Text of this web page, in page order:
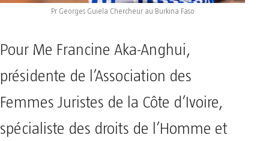
Pr Georges Guiela Chercheur au Burkina Faso
Pour Me Francine Aka-Anghui,
présidente de l’Association des
Femmes Juristes de la Côte d’Ivoire,
spécialiste des droits de l’Homme et